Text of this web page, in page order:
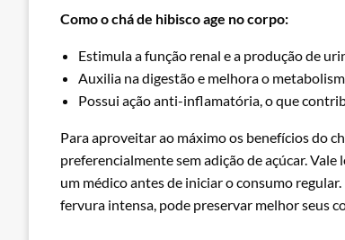
Como o chá de hibisco age no corpo:
Estimula a função renal e a produção de
Auxilia na digestão e melhora o
Possui ação anti-inflamatória, o que
Para aproveitar ao máximo os benefícios do
preferencialmente sem adição de açúcar.
um médico antes de iniciar o consumo
fervura intensa, pode preservar melhor seus